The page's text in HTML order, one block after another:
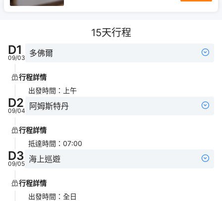
15天行程
D1
09/03 多佛爾
行程詳情
出發時間 ： 上午
D2
09/04 阿姆斯特丹
行程詳情
抵達時間 ： 07:00
D3
09/05 海上巡遊
行程詳情
出發時間 ： 全日